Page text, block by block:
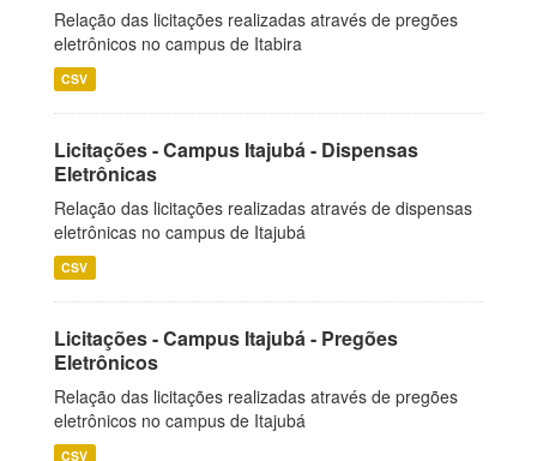
Relação das licitações realizadas através de pregões
eletrônicos no campus de Itabira
CSV
Licitações - Campus Itajubá - Dispensas
Eletrônicas
Relação das licitações realizadas através de dispensas
eletrônicas no campus de Itajubá
CSV
Licitações - Campus Itajubá - Pregões
Eletrônicos
Relação das licitações realizadas através de pregões
eletrônicos no campus de Itajubá
CSV